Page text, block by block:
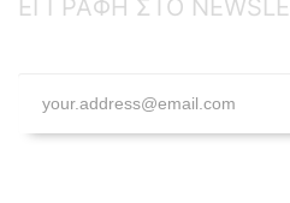
ΕΓΓΡΑΦΗ ΣΤΟ